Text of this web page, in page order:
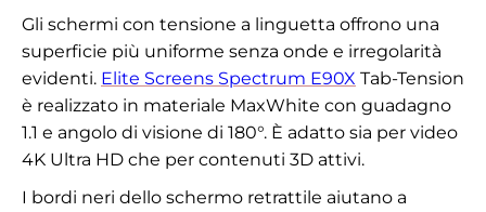
Gli schermi con tensione a linguetta offrono una
superficie più uniforme senza onde e irregolarità
evidenti. Elite Screens Spectrum E90X Tab-Tension
è realizzato in materiale MaxWhite con guadagno
1.1 e angolo di visione di 180°. È adatto sia per video
4K Ultra HD che per contenuti 3D attivi.
I bordi neri dello schermo retrattile aiutano a